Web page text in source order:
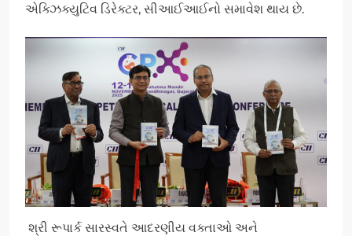
એક્ઝિક્યુટિવ ડિરેક્ટર, સીઆઈઆઈનો સમાવેશ થાય છે.
શ્રી રૂપાર્ક સારસ્વતે આદરણીય વક્તાઓ અને